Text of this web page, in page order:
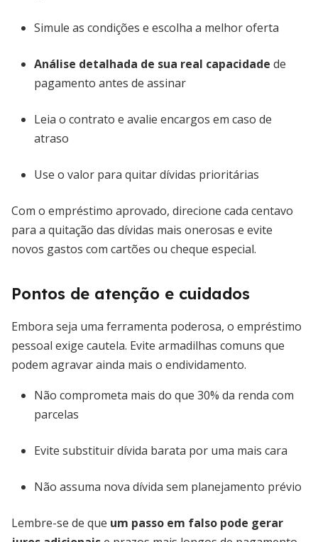
Simule as condições e escolha a melhor oferta
Análise detalhada de sua real capacidade de
pagamento antes de assinar
Leia o contrato e avalie encargos em caso de
atraso
Use o valor para quitar dívidas prioritárias
Com o empréstimo aprovado, direcione cada centavo
para a quitação das dívidas mais onerosas e evite
novos gastos com cartões ou cheque especial.
Pontos de atenção e cuidados
Embora seja uma ferramenta poderosa, o empréstimo
pessoal exige cautela. Evite armadilhas comuns que
podem agravar ainda mais o endividamento.
Não comprometa mais do que 30% da renda com
parcelas
Evite substituir dívida barata por uma mais cara
Não assuma nova dívida sem planejamento prévio
Lembre-se de que um passo em falso pode gerar